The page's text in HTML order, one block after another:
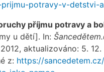
potravy-v-detstvi-
příjmu potravy a
u dětí]. In:
aktualizováno: 5.
z: https://